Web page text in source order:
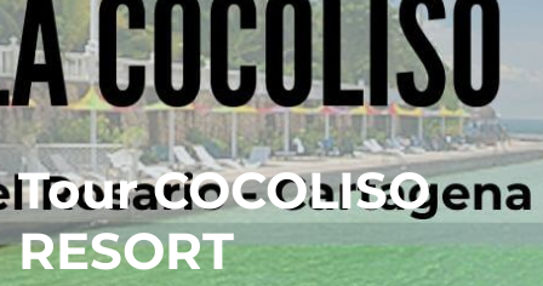
Tour COCOLISO
RESORT